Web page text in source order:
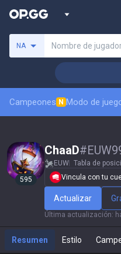
NA Nombre de
Campeones N Modo de
595
ChaaD#
EUW Tabla de
Vincula con tu
Actualizar
Última actualización:
Resumen Estilo